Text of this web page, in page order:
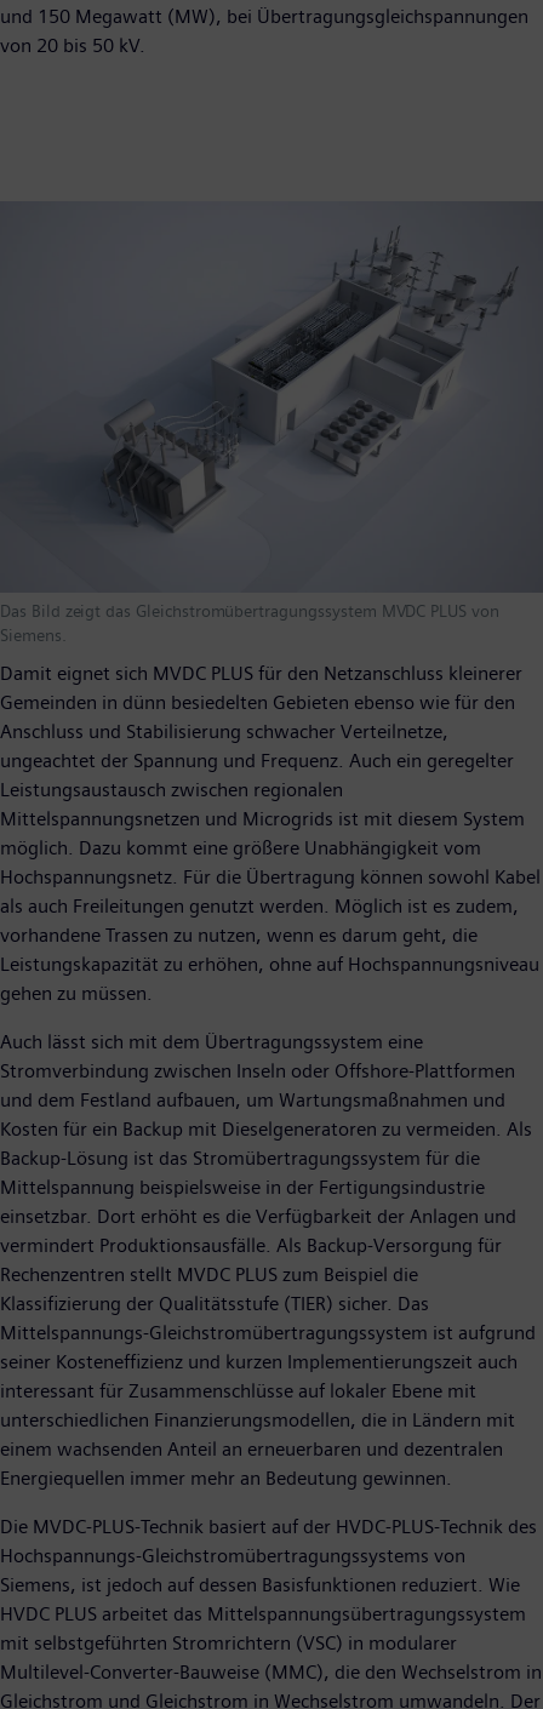
und 150 Megawatt (MW), bei Übertragungsgleichspannungen
von 20 bis 50 kV.
Das Bild zeigt das Gleichstromübertragungssystem MVDC PLUS von
Siemens.
Damit eignet sich MVDC PLUS für den Netzanschluss kleinerer
Gemeinden in dünn besiedelten Gebieten ebenso wie für den
Anschluss und Stabilisierung schwacher Verteilnetze,
ungeachtet der Spannung und Frequenz. Auch ein geregelter
Leistungsaustausch zwischen regionalen
Mittelspannungsnetzen und Microgrids ist mit diesem System
möglich. Dazu kommt eine größere Unabhängigkeit vom
Hochspannungsnetz. Für die Übertragung können sowohl Kabel
als auch Freileitungen genutzt werden. Möglich ist es zudem,
vorhandene Trassen zu nutzen, wenn es darum geht, die
Leistungskapazität zu erhöhen, ohne auf Hochspannungsniveau
gehen zu müssen.
Auch lässt sich mit dem Übertragungssystem eine
Stromverbindung zwischen Inseln oder Offshore-Plattformen
und dem Festland aufbauen, um Wartungsmaßnahmen und
Kosten für ein Backup mit Dieselgeneratoren zu vermeiden. Als
Backup-Lösung ist das Stromübertragungssystem für die
Mittelspannung beispielsweise in der Fertigungsindustrie
einsetzbar. Dort erhöht es die Verfügbarkeit der Anlagen und
vermindert Produktionsausfälle. Als Backup-Versorgung für
Rechenzentren stellt MVDC PLUS zum Beispiel die
Klassifizierung der Qualitätsstufe (TIER) sicher. Das
Mittelspannungs-Gleichstromübertragungssystem ist aufgrund
seiner Kosteneffizienz und kurzen Implementierungszeit auch
interessant für Zusammenschlüsse auf lokaler Ebene mit
unterschiedlichen Finanzierungsmodellen, die in Ländern mit
einem wachsenden Anteil an erneuerbaren und dezentralen
Energiequellen immer mehr an Bedeutung gewinnen.
Die MVDC-PLUS-Technik basiert auf der HVDC-PLUS-Technik des
Hochspannungs-Gleichstromübertragungssystems von
Siemens, ist jedoch auf dessen Basisfunktionen reduziert. Wie
HVDC PLUS arbeitet das Mittelspannungsübertragungssystem
mit selbstgeführten Stromrichtern (VSC) in modularer
Multilevel-Converter-Bauweise (MMC), die den Wechselstrom in
Gleichstrom und Gleichstrom in Wechselstrom umwandeln. Der